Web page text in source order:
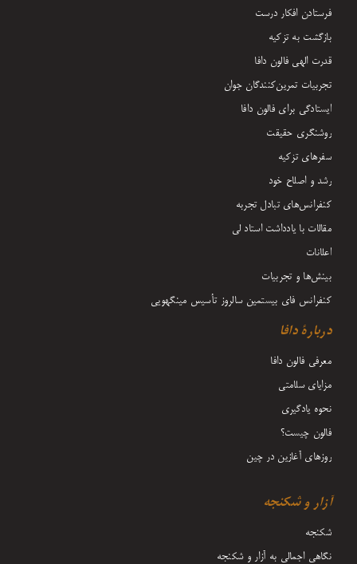
فرستادن افکار درست
بازگشت به تزکیه
قدرت الهی فالون دافا
تجربیات تمرین‌کنندگان جوان
ایستادگی برای فالون دافا
روشنگری حقیقت
سفرهای تزکیه
رشد و اصلاح خود
کنفرانس‌های تبادل تجربه
مقالات با یادداشت‌ استاد لی
اعلانات
بینش‌ها و تجربیات
کنفرانس فای بیستمین سالروز تأسیس مینگهویی
دربارۀ دافا
معرفی فالون دافا
مزایای سلامتی
نحوه یادگیری
فالون چیست؟
روزهای آغازین در چین
آزار و شکنجه
شکنجه
نگاهی اجمالی به آزار و شکنجه